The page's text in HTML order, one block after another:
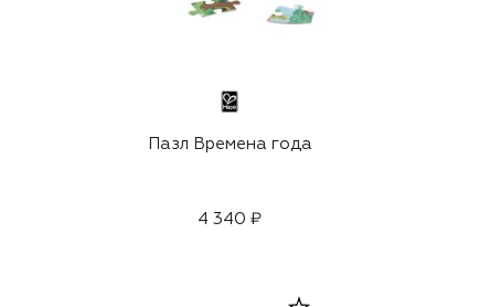
Пазл Времена года
4 340 ₽